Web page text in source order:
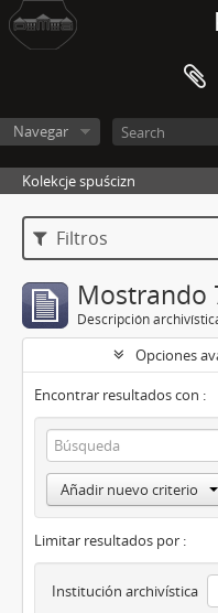
Navegar
Kolekcje spuścizn
Filtros
Mostrando
Descripción
Opciones
Encontrar resultados con :
Añadir nuevo criterio
Limitar resultados por :
Institución archivística